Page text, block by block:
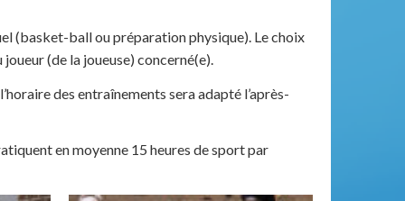
(basket-ball ou préparation physique). Le choix
(de la joueuse) concerné(e).
des entraînements sera adapté l’après-
en moyenne 15 heures de sport par